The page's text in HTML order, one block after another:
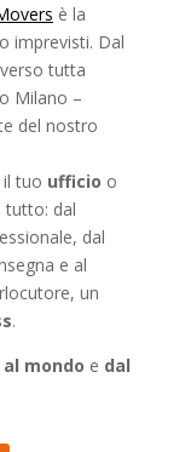
è la
imprevisti. Dal
verso tutta
Milano –
del nostro
il tuo ufficio o
tutto: dal
dal
e al
un
.
al mondo e dal